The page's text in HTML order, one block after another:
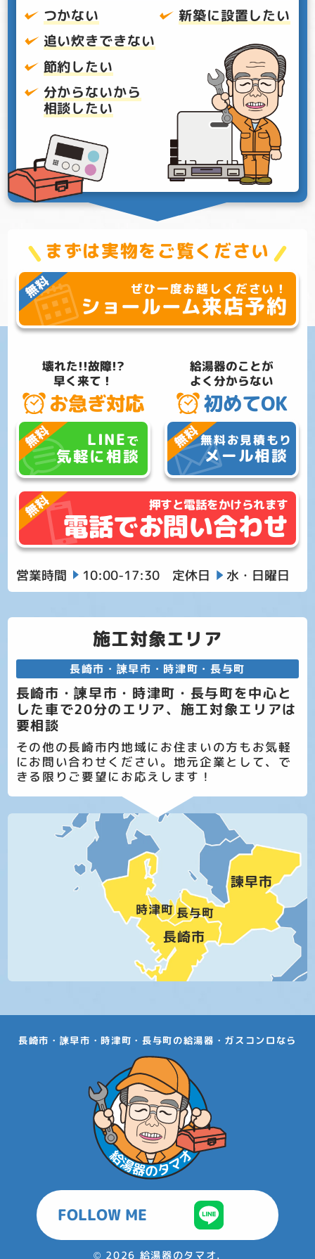
つかない
新築に設置したい
追い炊きできない
節約したい
分からないから
相談したい
まずは実物をご覧ください
壊れた!!故障!?
早く来て！
お急ぎ対応
LINEで
気軽に相談
給湯器のことが
よく分からない
初めてOK
無料お見積もり
メール相談
ぜひ一度お越しください！
ショールーム来店予約
押すと電話をかけられます
電話でお問い合わせ
営業時間 10:00-17:30 定休日 水・日曜日
施工対象エリア
長崎市・諫早市・時津町・長与町
長崎市・諫早市・時津町・長与町を中心と
した車で20分のエリア、施工対象エリアは
要相談
その他の長崎市内地域にお住まいの方もお気軽
にお問い合わせください。地元企業として、で
きる限りご要望にお応えします！
長崎市・諫早市・時津町・長与町の給湯器・ガスコンロなら
FOLLOW ME
© 2026 給湯器のタマオ.